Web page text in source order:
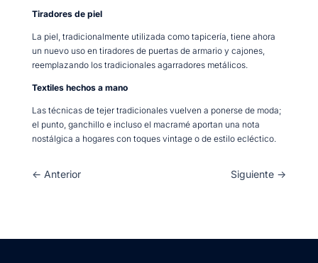
Tiradores de piel
La piel, tradicionalmente utilizada como tapicería, tiene ahora
un nuevo uso en tiradores de puertas de armario y cajones,
reemplazando los tradicionales agarradores metálicos.
Textiles hechos a mano
Las técnicas de tejer tradicionales vuelven a ponerse de moda;
el punto, ganchillo e incluso el macramé aportan una nota
nostálgica a hogares con toques vintage o de estilo ecléctico.
← Anterior Siguiente →